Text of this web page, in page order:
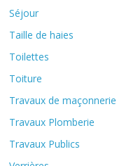
Séjour
Taille de haies
Toilettes
Toiture
Travaux de maçonnerie
Travaux Plomberie
Travaux Publics